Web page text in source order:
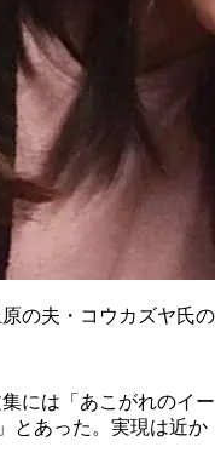
の夫・コウカズヤ氏
には「あこがれのイー
とあった。実現は近か